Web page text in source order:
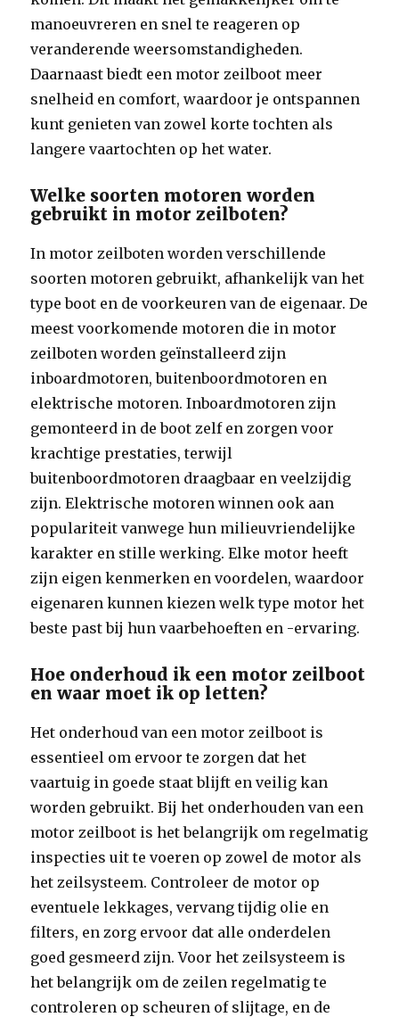
manoeuvreren en snel te reageren op
veranderende weersomstandigheden.
Daarnaast biedt een motor zeilboot meer
snelheid en comfort, waardoor je ontspannen
kunt genieten van zowel korte tochten als
langere vaartochten op het water.
Welke soorten motoren worden
gebruikt in motor zeilboten?
In motor zeilboten worden verschillende
soorten motoren gebruikt, afhankelijk van het
type boot en de voorkeuren van de eigenaar. De
meest voorkomende motoren die in motor
zeilboten worden geïnstalleerd zijn
inboardmotoren, buitenboordmotoren en
elektrische motoren. Inboardmotoren zijn
gemonteerd in de boot zelf en zorgen voor
krachtige prestaties, terwijl
buitenboordmotoren draagbaar en veelzijdig
zijn. Elektrische motoren winnen ook aan
populariteit vanwege hun milieuvriendelijke
karakter en stille werking. Elke motor heeft
zijn eigen kenmerken en voordelen, waardoor
eigenaren kunnen kiezen welk type motor het
beste past bij hun vaarbehoeften en -ervaring.
Hoe onderhoud ik een motor zeilboot
en waar moet ik op letten?
Het onderhoud van een motor zeilboot is
essentieel om ervoor te zorgen dat het
vaartuig in goede staat blijft en veilig kan
worden gebruikt. Bij het onderhouden van een
motor zeilboot is het belangrijk om regelmatig
inspecties uit te voeren op zowel de motor als
het zeilsysteem. Controleer de motor op
eventuele lekkages, vervang tijdig olie en
filters, en zorg ervoor dat alle onderdelen
goed gesmeerd zijn. Voor het zeilsysteem is
het belangrijk om de zeilen regelmatig te
controleren op scheuren of slijtage, en de